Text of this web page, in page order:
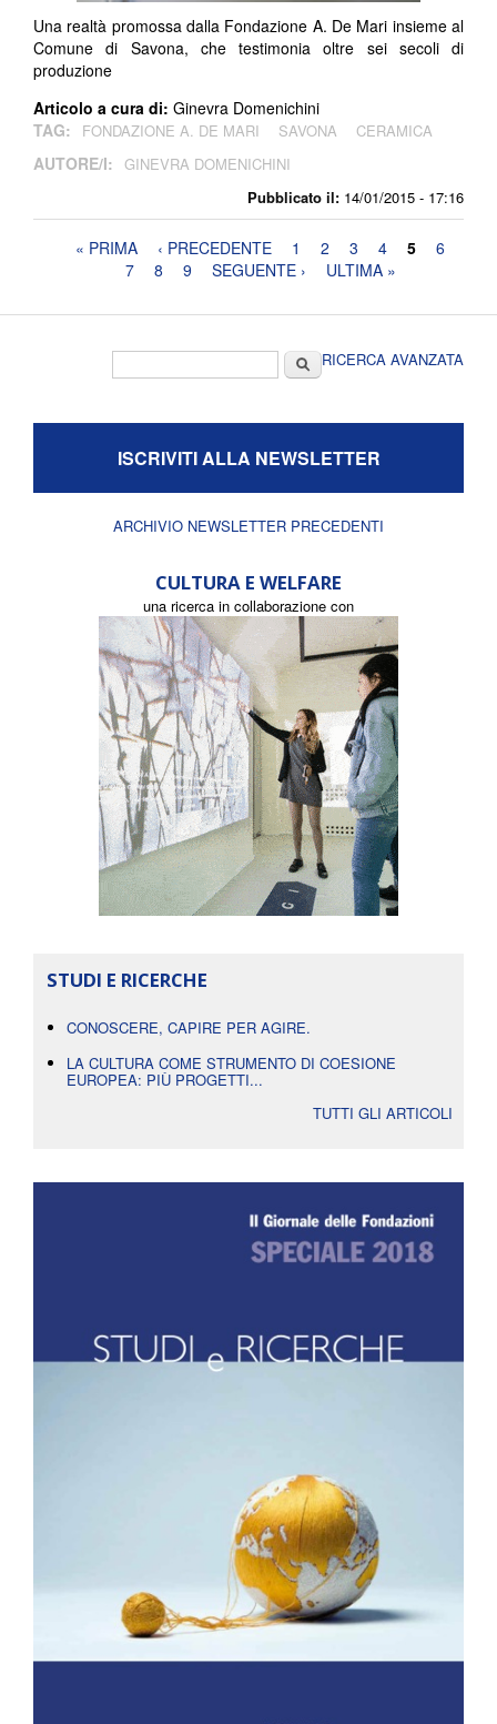
Pubblicato il: 14/01/2015 - 17:16
Una realtà promossa dalla Fondazione A. De Mari insieme al
Comune di Savona, che testimonia oltre sei secoli di
produzione
Articolo a cura di: Ginevra Domenichini
TAG:
FONDAZIONE A. DE MARI SAVONA CERAMICA
AUTORE/I: GINEVRA DOMENICHINI
Pagine« PRIMA ‹ PRECEDENTE 1 2 3 4 5
6
7
8 9 SEGUENTE › ULTIMA »
CercaRICERCA AVANZATA
ISCRIVITI ALLA NEWSLETTER
ARCHIVIO NEWSLETTER PRECEDENTI
CULTURA E WELFARE
una ricerca in collaborazione con
STUDI E RICERCHE
CONOSCERE, CAPIRE PER AGIRE.
LA CULTURA COME STRUMENTO DI COESIONE
EUROPEA: PIÙ PROGETTI...
TUTTI GLI ARTICOLI